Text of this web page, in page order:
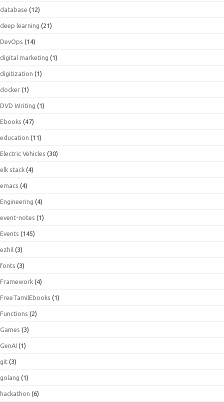
database (12)
deep learning (21)
DevOps (14)
digital marketing (1)
digitization (1)
docker (1)
DVD Writing (1)
Ebooks (47)
education (11)
Electric Vehicles (30)
elk stack (4)
emacs (4)
Engineering (4)
event-notes (1)
Events (145)
ezhil (3)
fonts (3)
Framework (4)
FreeTamilEbooks (1)
Functions (2)
Games (3)
GenAI (1)
git (3)
golang (1)
hackathon (6)